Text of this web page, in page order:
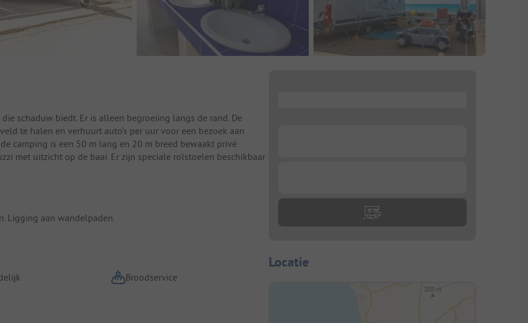
schaduw biedt. Er is alleen begroeiing langs de rand. De
te halen en verhuurt auto’s per uur voor een bezoek aan
camping is een 50 m lang en 20 m breed bewaakt privé
met uitzicht op de baai. Er zijn speciale rolstoelen beschikbaar
Ligging aan wandelpaden.
Broodservice
Locatie